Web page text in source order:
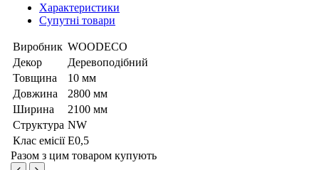
Характеристики
Супутні товари
Виробник WOODECO
Декор
Деревоподібний
Товщина
10 мм
Довжина
2800 мм
Ширина
2100 мм
Структура NW
Клас емісії Е0,5
Разом з цим товаром купують